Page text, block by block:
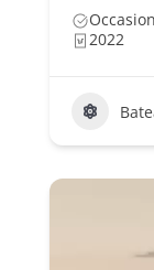
Occasion
2022